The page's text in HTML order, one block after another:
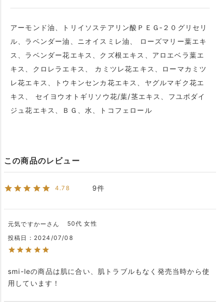
アーモンド油、トリイソステアリン酸ＰＥＧ‐２０グリセリ
ル、ラベンダー油、ニオイスミレ油、 ローズマリー葉エキ
ス、ラベンダー花エキス、クズ根エキス、アロエベラ葉エ
キス、クロレラエキス、 カミツレ花エキス、ローマカミツ
レ花エキス、トウキンセンカ花エキス、ヤグルマギク花エ
キス、 セイヨウオトギリソウ花/葉/茎エキス、フユボダイ
ジュ花エキス、ＢＧ、水、トコフェロール
この商品のレビュー
4.78 9
元気ですかー 50代 女性
投稿日
2024/07/08
smi-leの商品は肌に合い、肌トラブルもなく発売当時から使
用しています！